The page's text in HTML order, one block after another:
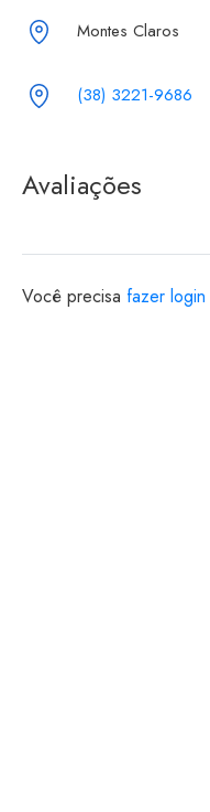
Montes Claros
(38) 3221-9686
Avaliações
Você precisa fazer login